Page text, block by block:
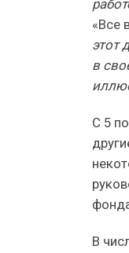
«Все
этот
в
С 5
В